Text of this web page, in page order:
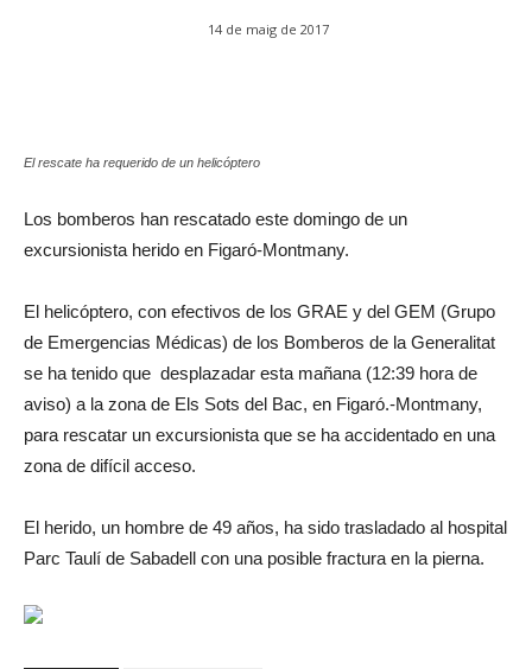
14 de maig de 2017
El rescate ha requerido de un helicóptero
Los bomberos han rescatado este domingo de un
excursionista herido en Figaró-Montmany.
El helicóptero, con efectivos de los GRAE y del GEM (Grupo
de Emergencias Médicas) de los Bomberos de la Generalitat
se ha tenido que desplazadar esta mañana (12:39 hora de
aviso) a la zona de Els Sots del Bac, en Figaró.-Montmany,
para rescatar un excursionista que se ha accidentado en una
zona de difícil acceso.
El herido, un hombre de 49 años, ha sido trasladado al hospital
Parc Taulí de Sabadell con una posible fractura en la pierna.